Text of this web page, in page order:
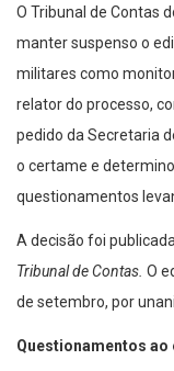
O Tribunal de Contas
manter suspenso o
militares como
relator do processo,
pedido da Secretaria
o certame e
questionamentos
A decisão foi
Tribunal de Contas. O
de setembro, por
Questionamentos ao